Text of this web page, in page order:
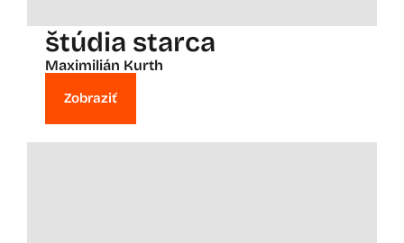
štúdia starca
Maximilián Kurth
Zobraziť